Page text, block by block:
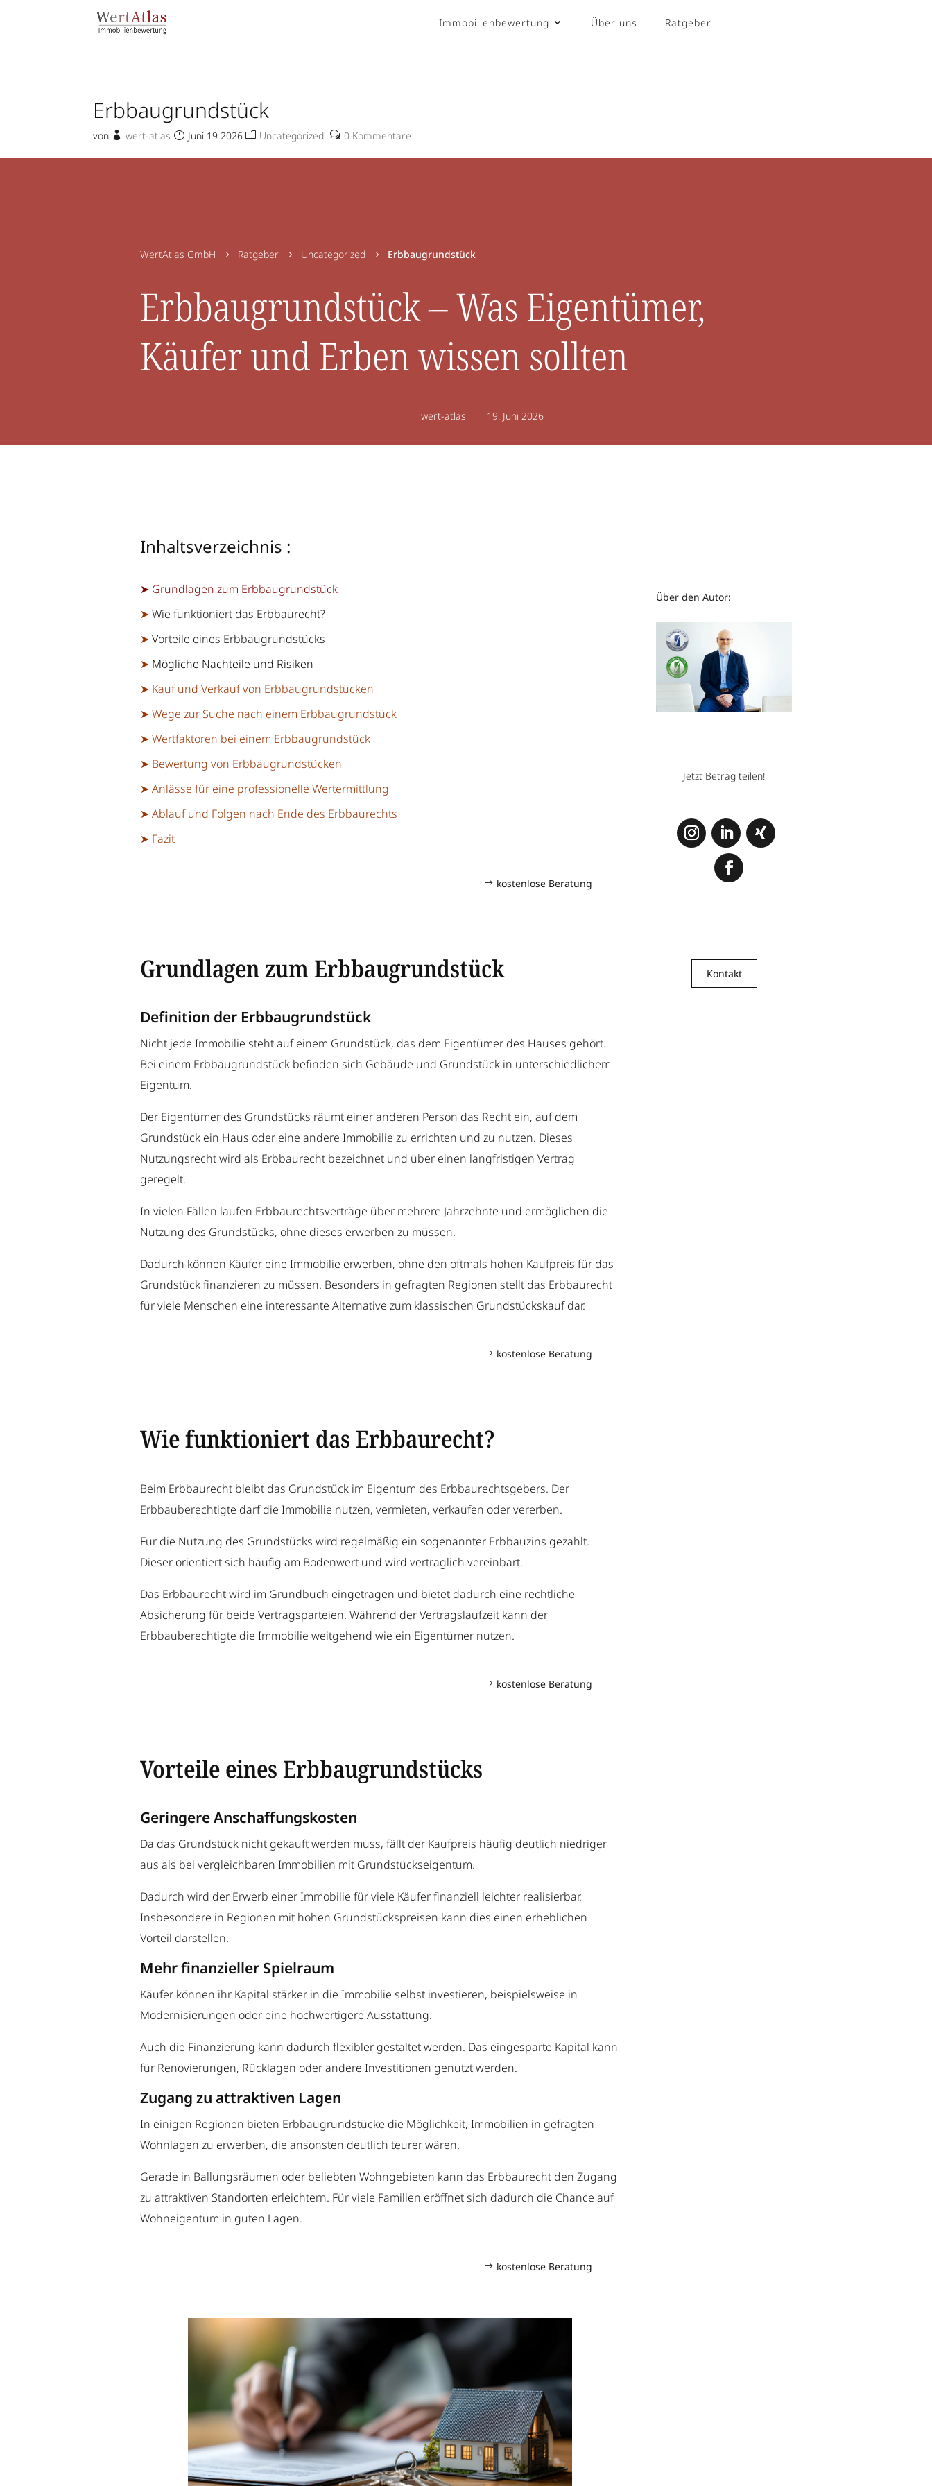
Immobilienbewertung Über uns Ratgeber
Erbbaugrundstück
von wert-atlas Juni 19 2026 Uncategorized 0 Kommentare
WertAtlas GmbH 5 Ratgeber 5 Uncategorized 5 Erbbaugrundstück
Erbbaugrundstück – Was Eigentümer,
Käufer und Erben wissen sollten
wert-atlas 19. Juni 2026
Inhaltsverzeichnis :
➤ Grundlagen zum Erbbaugrundstück
➤Wie funktioniert das Erbbaurecht?
➤Vorteile eines Erbbaugrundstücks
➤Mögliche Nachteile und Risiken
➤ Kauf und Verkauf von Erbbaugrundstücken
➤ Wege zur Suche nach einem Erbbaugrundstück
➤ Wertfaktoren bei einem Erbbaugrundstück
➤ Bewertung von Erbbaugrundstücken
➤ Anlässe für eine professionelle Wertermittlung
➤ Ablauf und Folgen nach Ende des Erbbaurechts
➤ Fazit
kostenlose Beratung
Grundlagen zum Erbbaugrundstück
Definition der Erbbaugrundstück
Nicht jede Immobilie steht auf einem Grundstück, das dem Eigentümer des Hauses gehört.
Bei einem Erbbaugrundstück befinden sich Gebäude und Grundstück in unterschiedlichem
Eigentum.
Der Eigentümer des Grundstücks räumt einer anderen Person das Recht ein, auf dem
Grundstück ein Haus oder eine andere Immobilie zu errichten und zu nutzen. Dieses
Nutzungsrecht wird als Erbbaurecht bezeichnet und über einen langfristigen Vertrag
geregelt.
In vielen Fällen laufen Erbbaurechtsverträge über mehrere Jahrzehnte und ermöglichen die
Nutzung des Grundstücks, ohne dieses erwerben zu müssen.
Dadurch können Käufer eine Immobilie erwerben, ohne den oftmals hohen Kaufpreis für das
Grundstück finanzieren zu müssen. Besonders in gefragten Regionen stellt das Erbbaurecht
für viele Menschen eine interessante Alternative zum klassischen Grundstückskauf dar.
kostenlose Beratung
Wie funktioniert das Erbbaurecht?
Beim Erbbaurecht bleibt das Grundstück im Eigentum des Erbbaurechtsgebers. Der
Erbbauberechtigte darf die Immobilie nutzen, vermieten, verkaufen oder vererben.
Für die Nutzung des Grundstücks wird regelmäßig ein sogenannter Erbbauzins gezahlt.
Dieser orientiert sich häufig am Bodenwert und wird vertraglich vereinbart.
Das Erbbaurecht wird im Grundbuch eingetragen und bietet dadurch eine rechtliche
Absicherung für beide Vertragsparteien. Während der Vertragslaufzeit kann der
Erbbauberechtigte die Immobilie weitgehend wie ein Eigentümer nutzen.
kostenlose Beratung
Vorteile eines Erbbaugrundstücks
Geringere Anschaffungskosten
Da das Grundstück nicht gekauft werden muss, fällt der Kaufpreis häufig deutlich niedriger
aus als bei vergleichbaren Immobilien mit Grundstückseigentum.
Dadurch wird der Erwerb einer Immobilie für viele Käufer finanziell leichter realisierbar.
Insbesondere in Regionen mit hohen Grundstückspreisen kann dies einen erheblichen
Vorteil darstellen.
Mehr finanzieller Spielraum
Käufer können ihr Kapital stärker in die Immobilie selbst investieren, beispielsweise in
Modernisierungen oder eine hochwertigere Ausstattung.
Auch die Finanzierung kann dadurch flexibler gestaltet werden. Das eingesparte Kapital kann
für Renovierungen, Rücklagen oder andere Investitionen genutzt werden.
Zugang zu attraktiven Lagen
In einigen Regionen bieten Erbbaugrundstücke die Möglichkeit, Immobilien in gefragten
Wohnlagen zu erwerben, die ansonsten deutlich teurer wären.
Gerade in Ballungsräumen oder beliebten Wohngebieten kann das Erbbaurecht den Zugang
zu attraktiven Standorten erleichtern. Für viele Familien eröffnet sich dadurch die Chance auf
Wohneigentum in guten Lagen.
kostenlose Beratung
Über den Autor:
Jetzt Betrag teilen!
Kontakt